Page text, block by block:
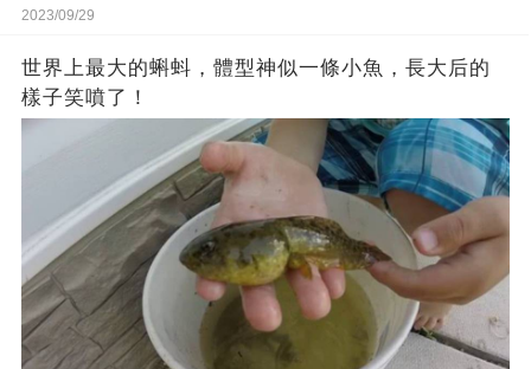
2023/09/29
世界上最大的蝌蚪，體型神似一條小魚，長大后的
樣子笑噴了！